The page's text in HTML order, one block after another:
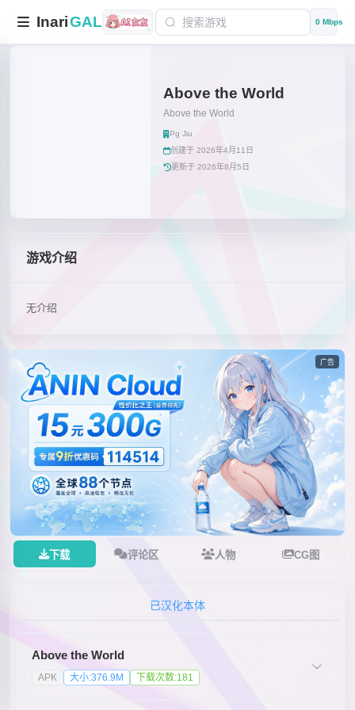
InariGAL 0 Mbps
Above the World
Above the World
Pg Jiu
创建于 2026年4月11日
更新于 2026年8月5日
游戏介绍
无介绍
广告
下载 评论区 人物 CG图
Above the World
APK 大小:376.9M 下载次数:181
已汉化本体